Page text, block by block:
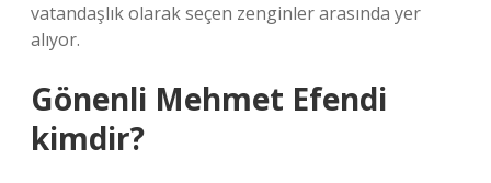
vatandaşlık olarak seçen zenginler arasında yer
alıyor.
Gönenli Mehmet Efendi
kimdir?